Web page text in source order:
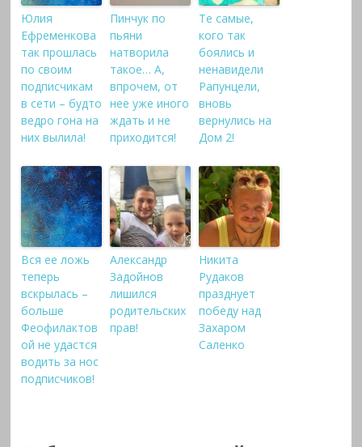
Юлия
Ефременкова
так прошлась
по своим
подписчикам
в сети – будто
ведро гона на
них вылила!
Пинчук по
пьяни
натворила
такое… А,
впрочем, от
нее уже иного
ждать и не
приходится!
Те самые,
кого так
боялись и
ненавидели
Рапунцели,
вновь
вернулись на
Дом 2!
Вся ее ложь
теперь
вскрылась –
больше
Феофилактов
ой не удастся
водить за нос
подписчиков!
Александр
Задойнов
лишился
родительских
прав!
Никита
Рудаков
празднует
победу над
Захаром
Саленко